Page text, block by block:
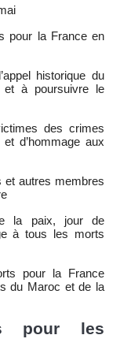
pour la France en
historique du
et à poursuivre le
des crimes
d’hommage aux
et autres membres
la paix, jour de
à tous les morts
pour la France
du Maroc et de la
pour les